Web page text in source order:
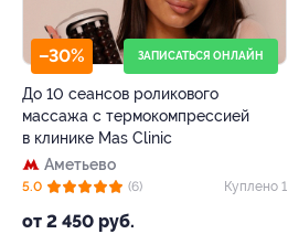
–30% ЗАПИСАТЬСЯ ОНЛАЙН
До 10 сеансов роликового
массажа с термокомпрессией
в клинике Mas Clinic
Аметьево
от 2 450 руб.
5.0 (6) Куплено 1